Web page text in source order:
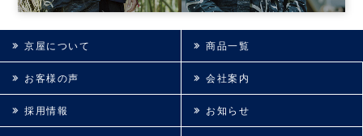
京屋について 商品一覧
お客様の声 会社案内
採用情報 お知らせ